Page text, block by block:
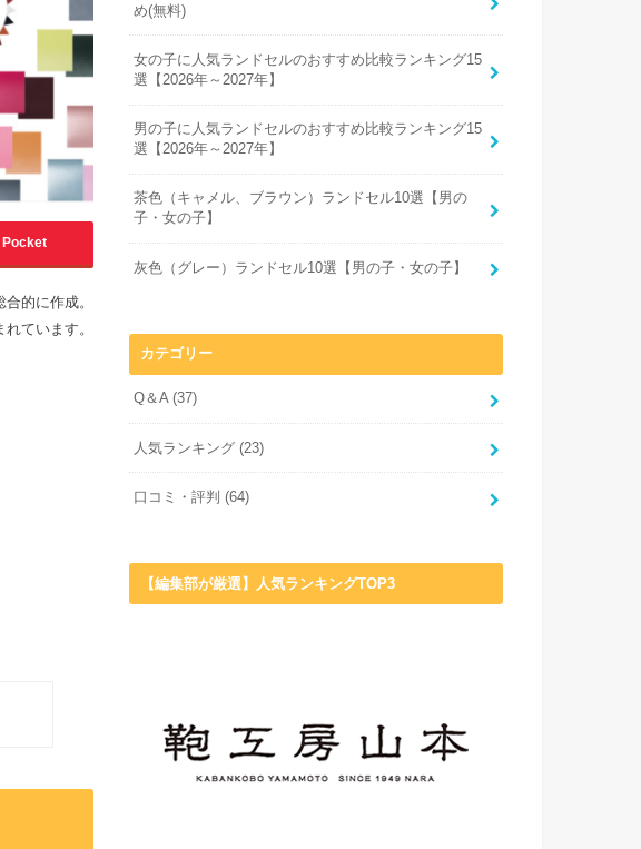
Pocket
的に作成。
ています。
め(無料)
女の子に人気ランドセルのおすすめ比較ランキング15
選【2026年～2027年】
男の子に人気ランドセルのおすすめ比較ランキング15
選【2026年～2027年】
茶色（キャメル、ブラウン）ランドセル10選【男の
子・女の子】
灰色（グレー）ランドセル10選【男の子・女の子】
カテゴリー
Q＆A (37)
人気ランキング (23)
口コミ・評判 (64)
【編集部が厳選】人気ランキングTOP3